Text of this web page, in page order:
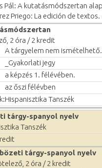
Pál: A kutatásmódszertan
Priego: La edición de
2 óra / 2 kredit
A tárgyelem nem ismételhető.
_Gyakorlati jegy
a képzés 1. félévében.
az őszi félévben
Hispanisztika Tanszék
tárgy-spanyol nyelv
Tanszék
tárgy-spanyol nyelv
2 óra / 2 kredit